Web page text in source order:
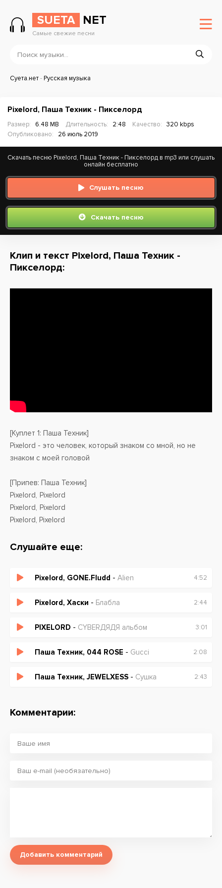
SUETA NET
Самые свежие песни
Суета.нет-Русская музыка
Pixelord, Паша Техник - Пикселорд
Размер: 6.48 MB Длительность: 2:48 Качество:
320 kbps
Опубликовано:
26 июль 2019
Скачать песню Pixelord, Паша Техник - Пикселорд в mp3 или слушать
онлайн бесплатно
Слушать песню
Скачать песню
Клип и текст Pixelord, Паша Техник -
Пикселорд:
[Куплет 1: Паша Техник]
Pixelord - это человек, который знаком со мной, но не
знаком с моей головой
[Припев: Паша Техник]
Pixelord, Pixelord
Pixelord, Pixelord
Pixelord, Pixelord
Это человек, это человек
Это человек, это человек
Pixelord, Pixelord
Pixelord, Pixelord
Слушайте еще:
Pixelord, GONE.Fludd - Alien 4:52
Pixelord, Хаски - Блабла 2:44
PIXELORD - CYBERДЯДЯ альбом 3:01
Паша Техник, 044 ROSE - Gucci 2:08
Паша Техник, JEWELXESS - Сушка 2:43
Комментарии:
Добавить комментарий